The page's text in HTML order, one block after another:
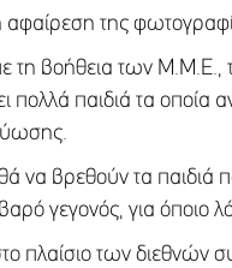
αφαίρεση της
τη βοήθεια των
πολλά παιδιά τα
βρεθούν τα παιδιά
γεγονός, για όποιο
πλαίσιο των διεθνών